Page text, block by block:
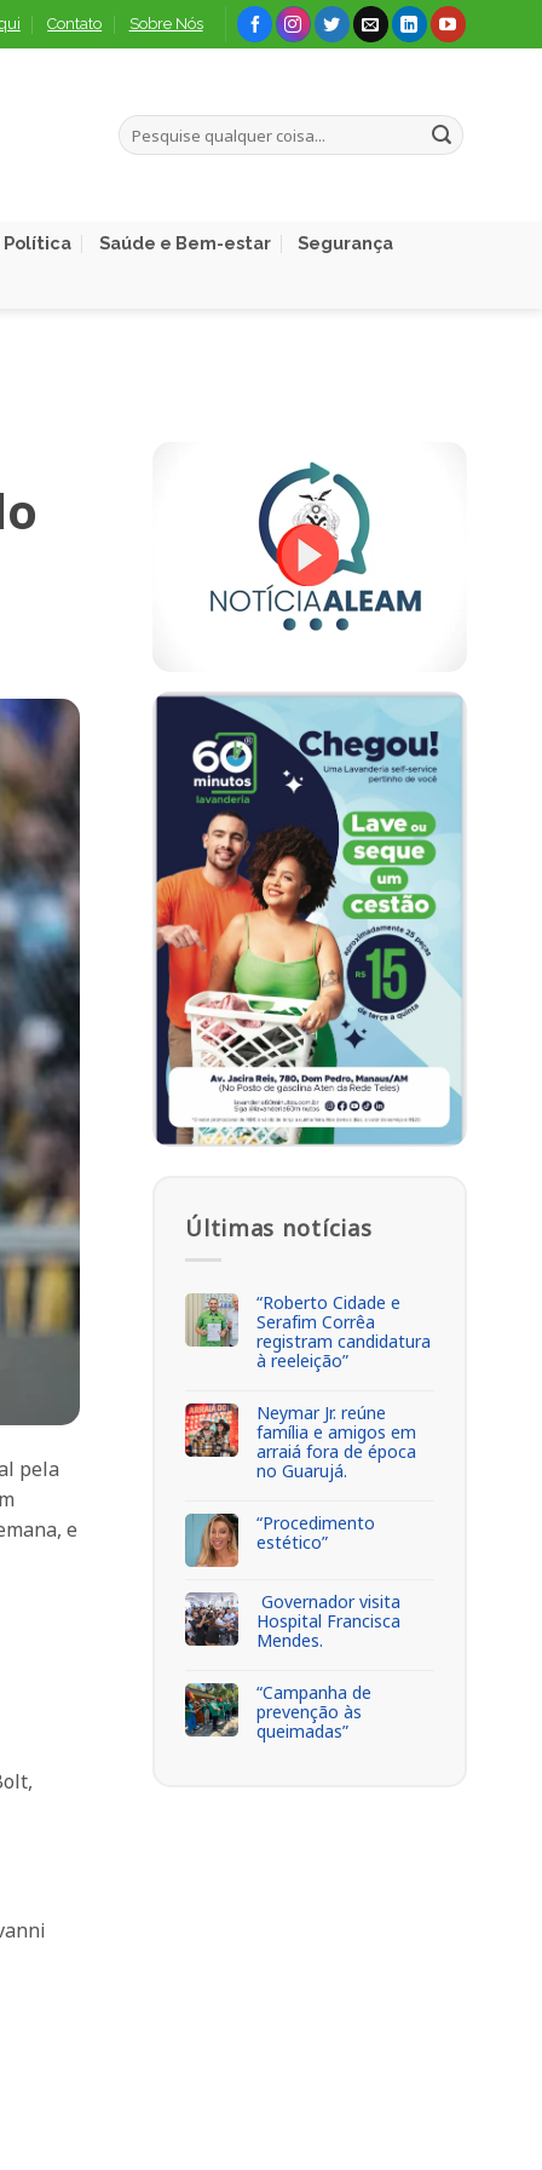
Contato Sobre Nós
Política Saúde e Bem-estar Segurança
pela
e
Últimas notícias
“Roberto Cidade e
Serafim Corrêa
registram candidatura
à reeleição”
Neymar Jr. reúne
família e amigos em
arraiá fora de época
no Guarujá.
“Procedimento
estético”
Governador visita
Hospital Francisca
Mendes.
“Campanha de
prevenção às
queimadas”